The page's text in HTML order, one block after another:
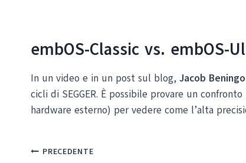
embOS-Classic vs. embOS-
In un video e in un post sul blog, Jacob Beningo
cicli di SEGGER. È possibile provare un
hardware esterno) per vedere come l’alta
Navigazione
PRECEDENTE